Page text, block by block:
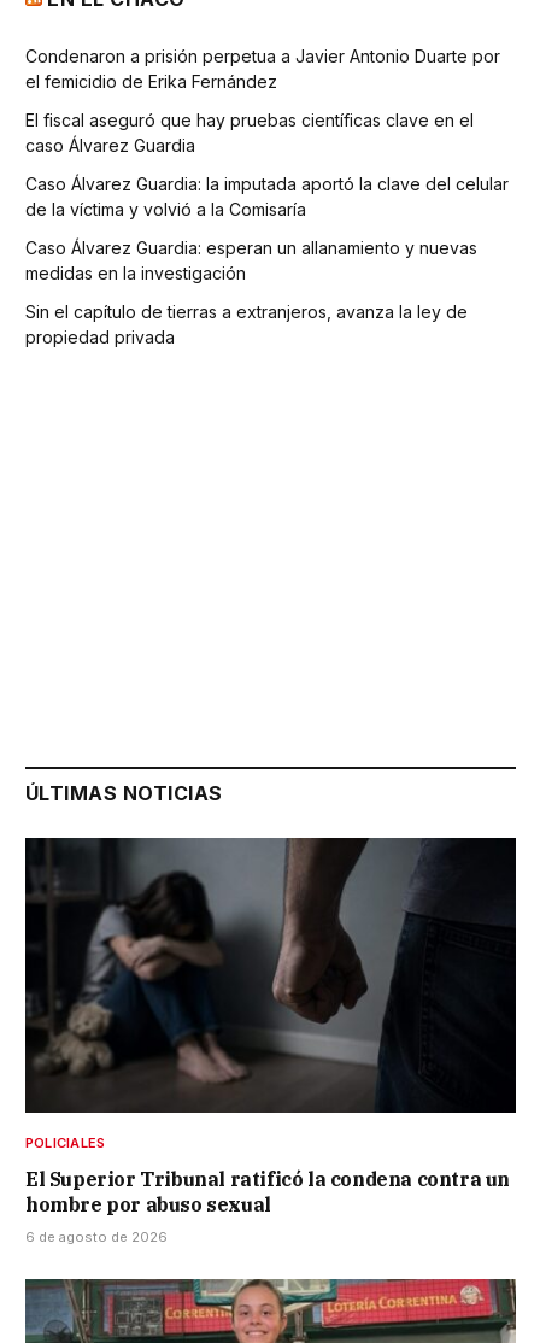
Condenaron a prisión perpetua a Javier Antonio Duarte por
el femicidio de Erika Fernández
El fiscal aseguró que hay pruebas científicas clave en el
caso Álvarez Guardia
Caso Álvarez Guardia: la imputada aportó la clave del celular
de la víctima y volvió a la Comisaría
Caso Álvarez Guardia: esperan un allanamiento y nuevas
medidas en la investigación
Sin el capítulo de tierras a extranjeros, avanza la ley de
propiedad privada
ÚLTIMAS NOTICIAS
POLICIALES
El Superior Tribunal ratificó la condena contra un
hombre por abuso sexual
6 de agosto de 2026